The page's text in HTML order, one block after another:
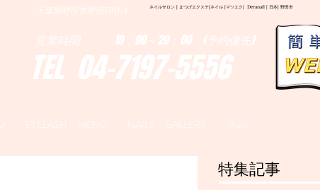
ネイルサロン | まつげエクステ|ネイル |マツエク| Deranail | 日本| 野田市
千葉県野田市野田790-1
TEL 04-7197-5556
営業時間 10：00～20：00 (予約優先)
特集記事